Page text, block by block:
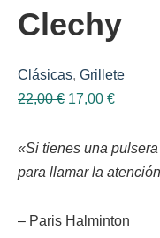
Clechy
Clásicas, Grillete
22,00€ El
original
era:
17,00 €El
actual
es:
«Si tienes una
para llamar la
– Paris Halminton